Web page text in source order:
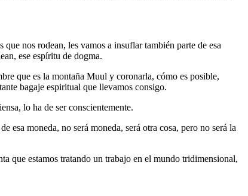
nos rodean, les vamos a insuflar también parte de esa
ese espíritu de dogma.
que es la montaña Muul y coronarla, cómo es posible,
bagaje espiritual que llevamos consigo.
lo ha de ser conscientemente.
esa moneda, no será moneda, será otra cosa, pero no será la
que estamos tratando un trabajo en el mundo tridimensional,